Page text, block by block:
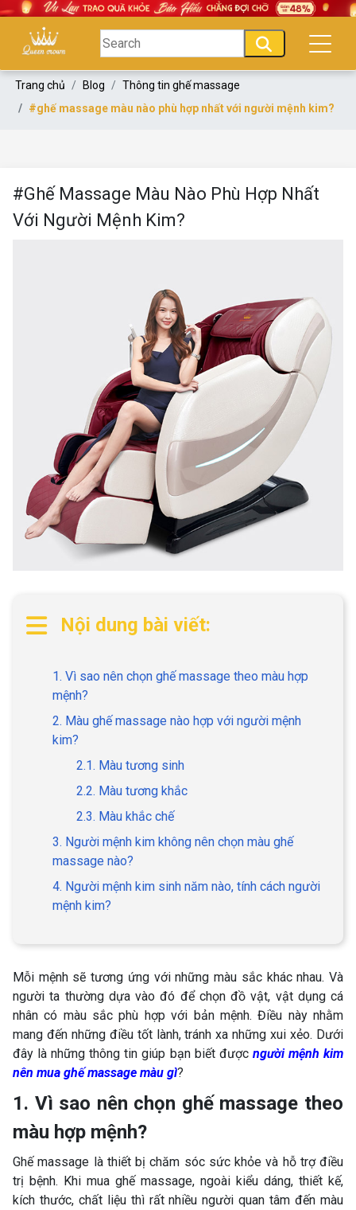
Trang chủ Blog
Thông tin ghế massage
#ghế massage màu nào phù hợp nhất với người mệnh kim?
#Ghế Massage Màu Nào Phù Hợp Nhất
Với Người Mệnh Kim?
Nội dung bài viết:
1. Vì sao nên chọn ghế massage theo màu hợp
mệnh?
2. Màu ghế massage nào hợp với người mệnh
kim?
2.1. Màu tương sinh
2.2. Màu tương khắc
2.3. Màu khắc chế
3. Người mệnh kim không nên chọn màu ghế
massage nào?
4. Người mệnh kim sinh năm nào, tính cách người
mệnh kim?
Mỗi mệnh sẽ tương ứng với những màu sắc khác nhau. Và
người ta thường dựa vào đó để chọn đồ vật, vật dụng cá
nhân có màu sắc phù hợp với bản mệnh. Điều này nhằm
mang đến những điều tốt lành, tránh xa những xui xẻo. Dưới
đây là những thông tin giúp bạn biết được người mệnh kim
nên mua ghế massage màu gì?
1. Vì sao nên chọn ghế massage theo
màu hợp mệnh?
Ghế massage là thiết bị chăm sóc sức khỏe và hỗ trợ điều
trị bệnh. Khi mua ghế massage, ngoài kiểu dáng, thiết kế,
kích thước, chất liệu thì rất nhiều người quan tâm đến màu